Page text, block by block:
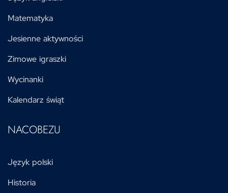
Matematyka
Jesienne aktywności
Zimowe igraszki
Wycinanki
Kalendarz świąt
NACOBEZU
Język polski
Historia